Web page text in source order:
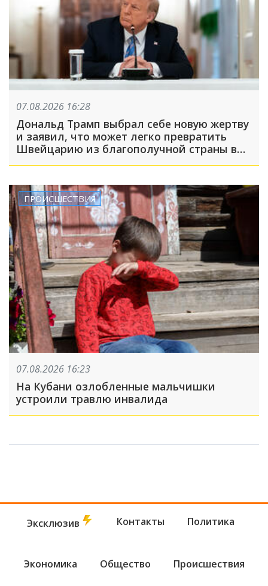
07.08.2026 16:28
Дональд Трамп выбрал себе новую жертву
и заявил, что может легко превратить
Швейцарию из благополучной страны в
проблемную
ПРОИСШЕСТВИЯ
07.08.2026 16:23
На Кубани озлобленные мальчишки
устроили травлю инвалида
Эксклюзив Контакты Политика
Экономика Общество Происшествия